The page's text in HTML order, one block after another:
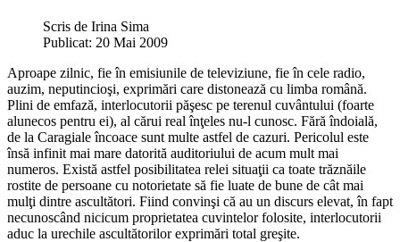
Scris de Irina Sima
Publicat: 20 Mai 2009
Aproape zilnic, fie în emisiunile de televiziune, fie în cele radio,
auzim, neputincioşi, exprimări care distonează cu limba română.
Plini de emfază, interlocutorii păşesc pe terenul cuvântului (foarte
alunecos pentru ei), al cărui real înţeles nu-l cunosc. Fără îndoială,
de la Caragiale încoace sunt multe astfel de cazuri. Pericolul este
însă infinit mai mare datorită auditoriului de acum mult mai
numeros. Există astfel posibilitatea relei situaţii ca toate trăznăile
rostite de persoane cu notorietate să fie luate de bune de cât mai
mulţi dintre ascultători. Fiind convinşi că au un discurs elevat, în fapt
necunoscând nicicum proprietatea cuvintelor folosite, interlocutorii
aduc la urechile ascultătorilor exprimări total greşite.